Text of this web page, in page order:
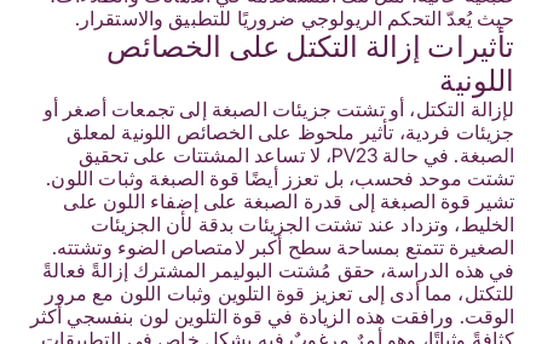
حيث يُعدّ التحكم الريولوجي ضروريًا للتطبيق والاستقرار.
تأثيرات إزالة التكتل على الخصائص
اللونية
لإزالة التكتل، أو تشتت جزيئات الصبغة إلى تجمعات أصغر أو
جزيئات فردية، تأثير ملحوظ على الخصائص اللونية لمعلق
الصبغة. في حالة PV23، لا تساعد المشتتات على تحقيق
تشتت موحد فحسب، بل تعزز أيضًا قوة الصبغة وثبات اللون.
تشير قوة الصبغة إلى قدرة الصبغة على إضفاء اللون على
الخليط، وتزداد عند تشتت الجزيئات بدقة لأن الجزيئات
الصغيرة تتمتع بمساحة سطح أكبر لامتصاص الضوء وتشتته.
في هذه الدراسة، حقق مُشتت البوليمر المشترك إزالةً فعالةً
للتكتل، مما أدى إلى تعزيز قوة التلوين وثبات اللون مع مرور
الوقت. ورافقت هذه الزيادة في قوة التلوين لون بنفسجي أكثر